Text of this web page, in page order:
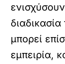
μπορεί
εμπειρία,